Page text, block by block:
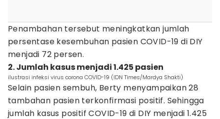
Penambahan tersebut meningkatkan jumlah
persentase kesembuhan pasien COVID-19 di DIY
menjadi 72 persen.
2. Jumlah kasus menjadi 1.425 pasien
ilustrasi infeksi virus corona COVID-19 (IDN Times/Mardya Shakti)
Selain pasien sembuh, Berty menyampaikan 28
tambahan pasien terkonfirmasi positif. Sehingga
jumlah kasus positif COVID-19 di DIY menjadi 1.425